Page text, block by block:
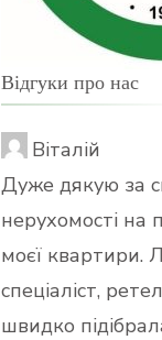
Відгуки про нас
Віталій
Дуже дякую за
нерухомості на
моєї квартири.
спеціаліст,
швидко